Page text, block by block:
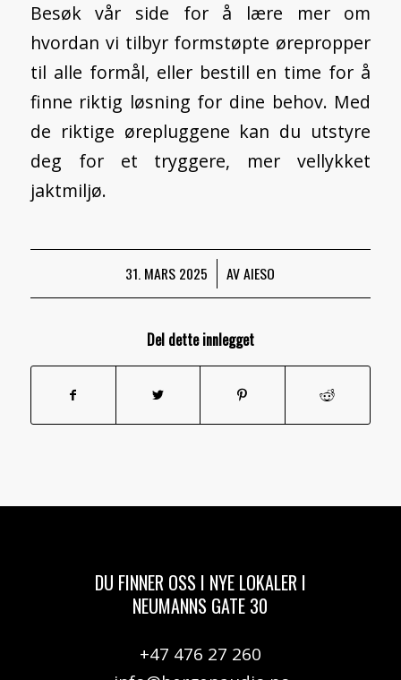
Besøk vår side for å lære mer om
hvordan vi tilbyr formstøpte ørepropper
til alle formål, eller bestill en time for å
finne riktig løsning for dine behov. Med
de riktige ørepluggene kan du utstyre
deg for et tryggere, mer vellykket
jaktmiljø.
31. MARS 2025
/ AVAIESO
Del dette innlegget
DU FINNER OSS I NYE LOKALER I
NEUMANNS GATE 30
+47 476 27 260